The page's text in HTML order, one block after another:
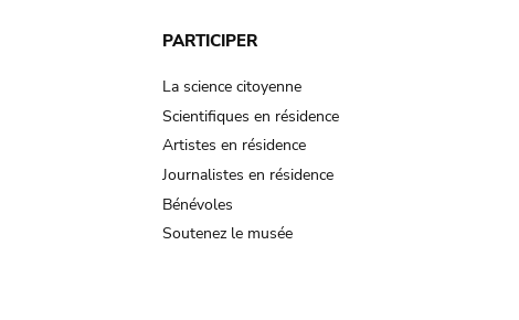
PARTICIPER
La science citoyenne
Scientifiques en résidence
Artistes en résidence
Journalistes en résidence
Bénévoles
Soutenez le musée